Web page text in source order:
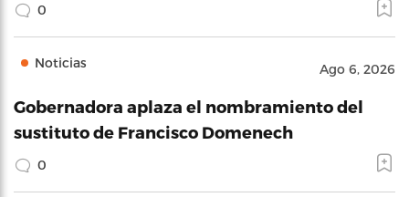
0
Noticias Ago 6, 2026
Gobernadora aplaza el nombramiento del
sustituto de Francisco Domenech
0